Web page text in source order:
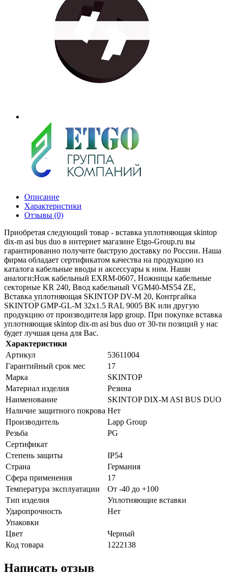
Описание
Характеристики
Отзывы (0)
Приобретая следующий товар - вставка уплотняющая skintop
dix-m asi bus duo в интернет магазине Etgo-Group.ru вы
гарантированно получите быструю доставку по России. Наша
фирма обладает сертификатом качества на продукцию из
каталога кабельные вводы и аксессуары к ним. Наши
аналоги:Нож кабельный EXRM-0607, Ножницы кабельные
секторные KR 240, Ввод кабельный VGM40-MS54 ZE,
Вставка уплотняющая SKINTOP DV-M 20, Контргайка
SKINTOP GMP-GL-M 32x1.5 RAL 9005 BK или другую
продукцию от производителя lapp group. При покупке вставка
уплотняющая skintop dix-m asi bus duo от 30-ти позиций у нас
будет лучшая цена для Вас.
Характеристики
Артикул
53611004
Гарантийный срок мес
17
Марка
SKINTOP
Материал изделия
Резина
Наименование
SKINTOP DIX-M ASI BUS DUO
Наличие защитного покрова Нет
Производитель
Lapp Group
Резьба
PG
Сертификат
Степень защиты
IP54
Страна
Германия
Сфера применения
17
Температура эксплуатации
От -40 до +100
Тип изделия
Уплотняющие вставки
Ударопрочность
Нет
Упаковки
Цвет
Черный
Код товара
1222138
Написать отзыв